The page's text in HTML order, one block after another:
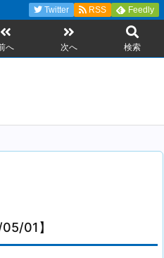
へ 次へ 検索
Twitter RSS Feedly
01】